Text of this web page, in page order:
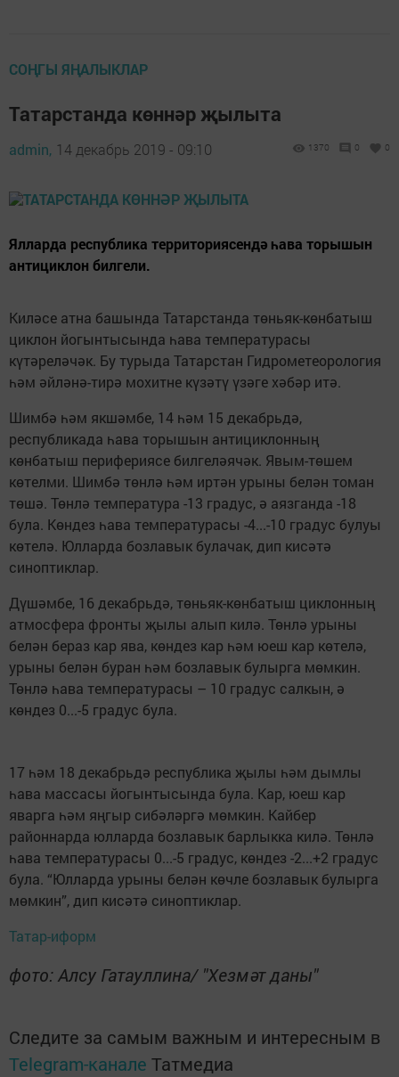
СОҢГЫ ЯҢАЛЫКЛАР
Татарстанда көннәр җылыта
admin, 14 декабрь 2019 - 09:10 1370 0 0
Ялларда республика территориясендә һава торышын
антициклон билгели.
Киләсе атна башында Татарстанда төньяк-көнбатыш
циклон йогынтысында һава температурасы
күтәреләчәк. Бу турыда Татарстан Гидрометеорология
һәм әйләнә-тирә мохитне күзәтү үзәге хәбәр итә.
Шимбә һәм якшәмбе, 14 һәм 15 декабрьдә,
республикада һава торышын антициклонның
көнбатыш перифериясе билгеләячәк. Явым-төшем
көтелми. Шимбә төнлә һәм иртән урыны белән томан
төшә. Төнлә температура -13 градус, ә аязганда -18
була. Көндез һава температурасы -4...-10 градус булуы
көтелә. Юлларда бозлавык булачак, дип кисәтә
синоптиклар.
Дүшәмбе, 16 декабрьдә, төньяк-көнбатыш циклонның
атмосфера фронты җылы алып килә. Төнлә урыны
белән бераз кар ява, көндез кар һәм юеш кар көтелә,
урыны белән буран һәм бозлавык булырга мөмкин.
Төнлә һава температурасы – 10 градус салкын, ә
көндез 0...-5 градус була.
17 һәм 18 декабрьдә республика җылы һәм дымлы
һава массасы йогынтысында була. Кар, юеш кар
яварга һәм яңгыр сибәләргә мөмкин. Кайбер
районнарда юлларда бозлавык барлыкка килә. Төнлә
һава температурасы 0...-5 градус, көндез -2...+2 градус
була. “Юлларда урыны белән көчле бозлавык булырга
мөмкин”, дип кисәтә синоптиклар.
Татар-иформ
фото: Алсу Гатауллина/ "Хезмәт даны"
Следите за самым важным и интересным в
Telegram-канале Татмедиа